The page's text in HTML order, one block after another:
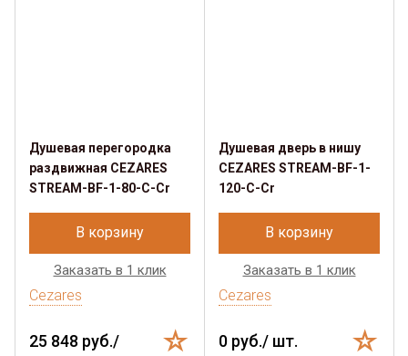
Душевая перегородка
раздвижная CEZARES
STREAM-BF-1-80-C-Cr
В корзину
Заказать в 1 клик
Cezares
25 848 руб./
Душевая дверь в нишу
CEZARES STREAM-BF-1-
120-C-Cr
В корзину
Заказать в 1 клик
Cezares
0 руб./ шт.